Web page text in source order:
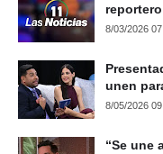
8/03/2026
unen
8/05/2026
“Se une